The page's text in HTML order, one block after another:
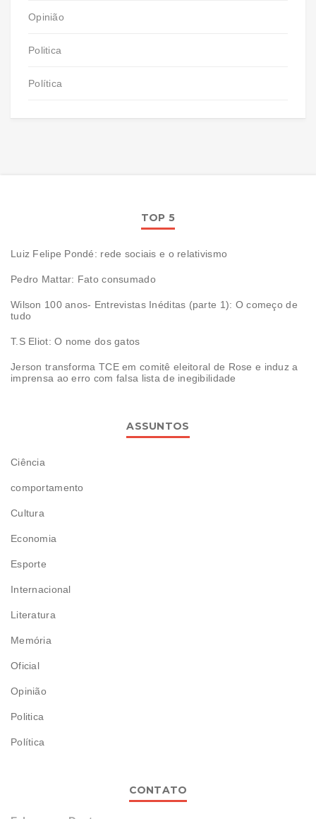
Opinião
Politica
Política
TOP 5
Luiz Felipe Pondé: rede sociais e o relativismo
Pedro Mattar: Fato consumado
Wilson 100 anos- Entrevistas Inéditas (parte 1): O começo de
tudo
T.S Eliot: O nome dos gatos
Jerson transforma TCE em comitê eleitoral de Rose e induz a
imprensa ao erro com falsa lista de inegibilidade
ASSUNTOS
Ciência
comportamento
Cultura
Economia
Esporte
Internacional
Literatura
Memória
Oficial
Opinião
Politica
Política
CONTATO